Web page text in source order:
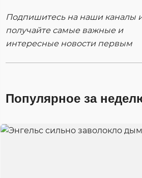
Подпишитесь на наши каналы
получайте самые важные и
интересные новости первым
Популярное за